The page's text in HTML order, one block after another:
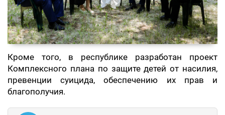
Кроме того, в республике разработан проект
Комплексного плана по защите детей от насилия,
превенции суицида, обеспечению их прав и
благополучия.